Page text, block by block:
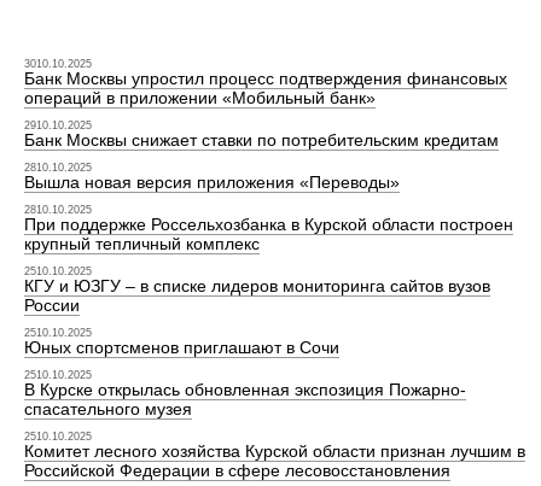
3010.10.2025
Банк Москвы упростил процесс подтверждения финансовых
операций в приложении «Мобильный банк»
2910.10.2025
Банк Москвы снижает ставки по потребительским кредитам
2810.10.2025
Вышла новая версия приложения «Переводы»
2810.10.2025
При поддержке Россельхозбанка в Курской области построен
крупный тепличный комплекс
2510.10.2025
КГУ и ЮЗГУ – в списке лидеров мониторинга сайтов вузов
России
2510.10.2025
Юных спортсменов приглашают в Сочи
2510.10.2025
В Курске открылась обновленная экспозиция Пожарно-
спасательного музея
2510.10.2025
Комитет лесного хозяйства Курской области признан лучшим в
Российской Федерации в сфере лесовосстановления